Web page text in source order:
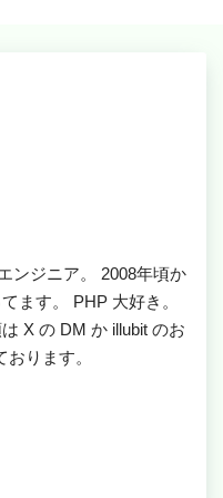
ンジニア。 2008年頃か
ます。 PHP 大好き。
X の DM か illubit のお
ります。